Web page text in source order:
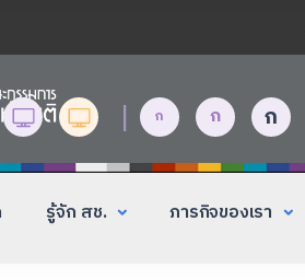
| ก ก ก
รู้จัก สช. ภารกิจของเรา